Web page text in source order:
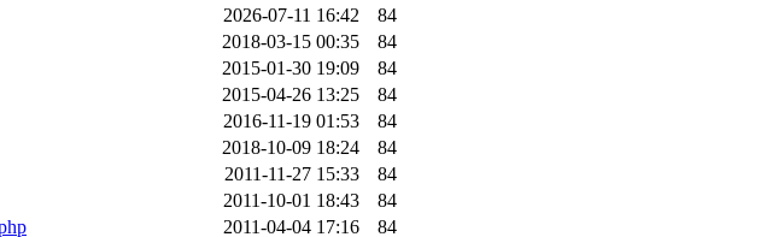
2026-07-11 16:42
84
2018-03-15 00:35
84
2015-01-30 19:09
84
2015-04-26 13:25
84
2016-11-19 01:53
84
2018-10-09 18:24
84
2011-11-27 15:33
84
2011-10-01 18:43
84
2011-04-04 17:16 84